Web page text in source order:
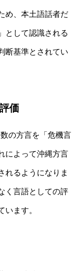
め、本土語話者だ
として認識される
断基準とされてい
価
の方言を「危機言
によって沖縄方言
れるようになりま
く言語としての評
います。